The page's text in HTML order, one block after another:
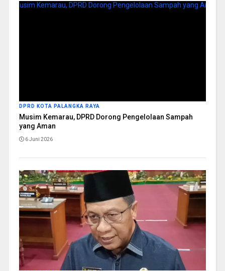
DPRD KOTA PALANGKA RAYA
Musim Kemarau, DPRD Dorong Pengelolaan Sampah
yang Aman
6 Juni 2026